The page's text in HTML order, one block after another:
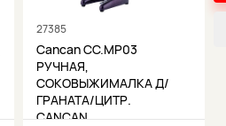
27385
Cancan CC.MP03
РУЧНАЯ,
СОКОВЫЖИМАЛКА Д/
ГРАНАТА/ЦИТР.
CANCAN…